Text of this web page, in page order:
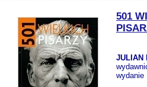
501
JULIAN
wydanie